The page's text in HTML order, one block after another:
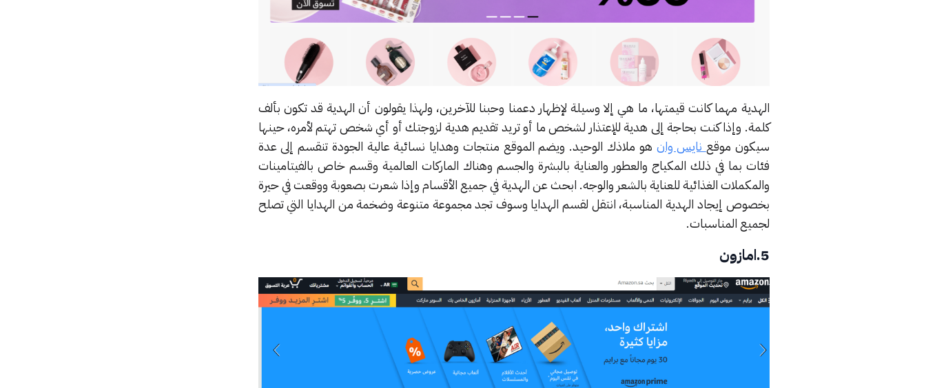
الهدية مهما كانت قيمتها، ما هي إلا وسيلة لإظهار دعمنا وحبنا للآخرين، ولهذا يقولون أن الهدية قد تكون بألف
كلمة. وإذا كنت بحاجة إلى هدية للإعتذار لشخص ما أو تريد تقديم هدية لزوجتك أو أي شخص تهتم لأمره، حينها
سيكون موقع نايس وان هو ملاذك الوحيد. ويضم الموقع منتجات وهدايا نسائية عالية الجودة تنقسم إلى عدة
فئات بما في ذلك المكياج والعطور والعناية بالبشرة والجسم وهناك الماركات العالمية وقسم خاص بالفيتامينات
والمكملات الغذائية للعناية بالشعر والوجه. ابحث عن الهدية في جميع الأقسام وإذا شعرت بصعوبة ووقعت في حيرة
بخصوص إيجاد الهدية المناسبة، انتقل لقسم الهدايا وسوف تجد مجموعة متنوعة وضخمة من الهدايا التي تصلح
لجميع المناسبات.
5.امازون